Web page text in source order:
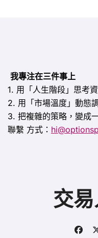
我專注在三件事上
1. 用「人生階段」思考
2. 用「市場溫度」動態
3. 把複雜的策略，變成
聯繫 方式：
交